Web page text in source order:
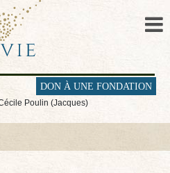
DON À UNE FONDATION
Poulin (Jacques)